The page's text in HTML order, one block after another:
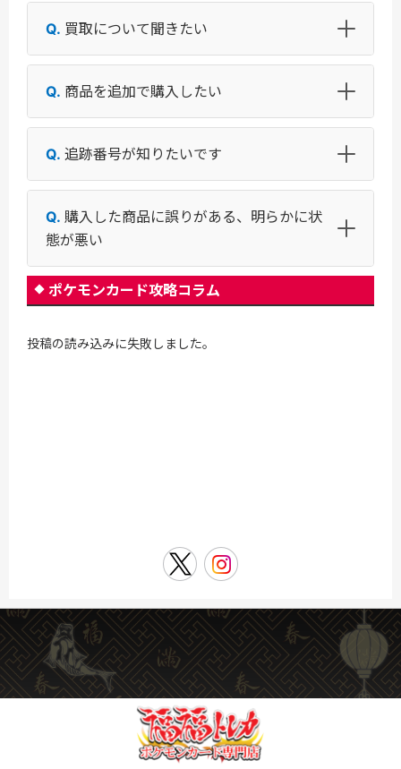
買取について聞きたい
商品を追加で購入したい
追跡番号が知りたいです
購入した商品に誤りがある、明らかに状
態が悪い
ポケモンカード攻略コラム
投稿の読み込みに失敗しました。